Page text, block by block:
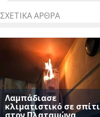
ΣΧΕΤΙΚΆ ΆΡΘΡΑ
Λαμπάδιασε
κλιματιστικό σε σπίτι